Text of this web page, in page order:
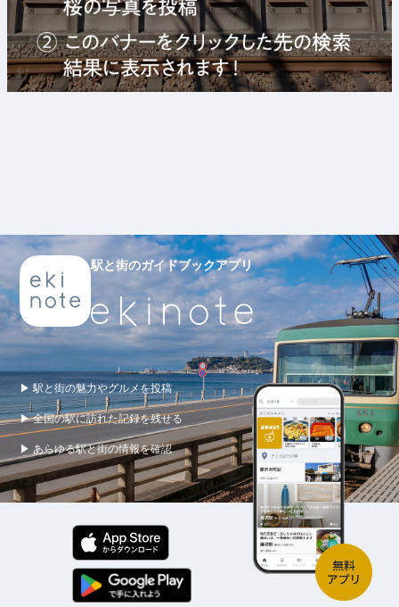
駅と街のガイドブックアプリ
▶ 駅と街の魅力やグルメを投稿
▶ 全国の駅に訪れた記録を残せる
▶ あらゆる駅と街の情報を確認